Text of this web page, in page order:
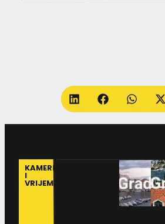
KAMERE
I
VRIJEME